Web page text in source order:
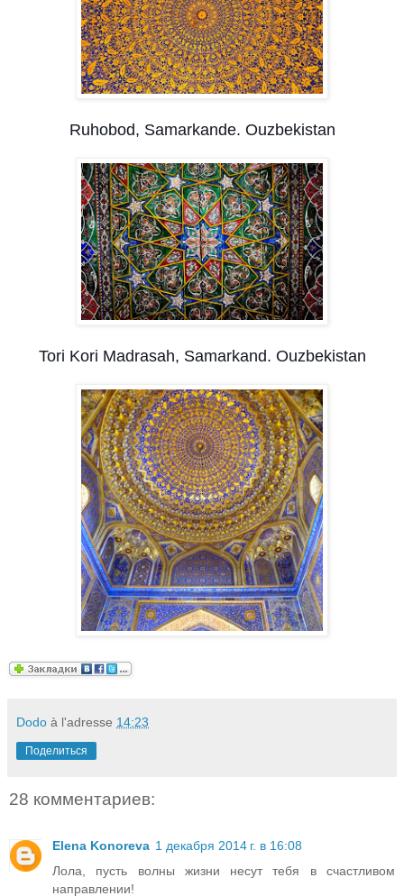
Ruhobod, Samarkande. Ouzbekistan
Tori Kori Madrasah, Samarkand. Ouzbekistan
Dodo à l'adresse 14:23
Поделиться
28 комментариев:
Elena Konoreva 1 декабря 2014 г. в 16:08
Лола, пусть волны жизни несут тебя в счастливом
направлении!